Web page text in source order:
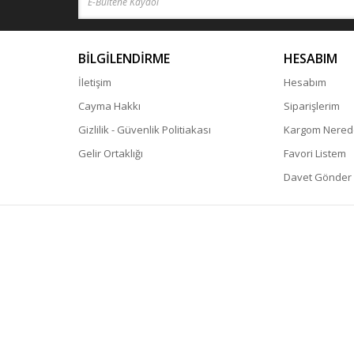
BİLGİLENDİRME
İletişim
Cayma Hakkı
Gizlilik - Güvenlik Politiakası
Gelir Ortaklığı
HESABIM
Hesabım
Siparişlerim
Kargom
Favori Listem
Davet Gönder